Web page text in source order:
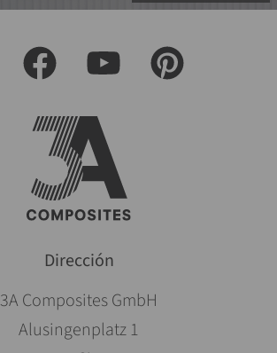
Dirección
3A Composites GmbH
Alusingenplatz 1